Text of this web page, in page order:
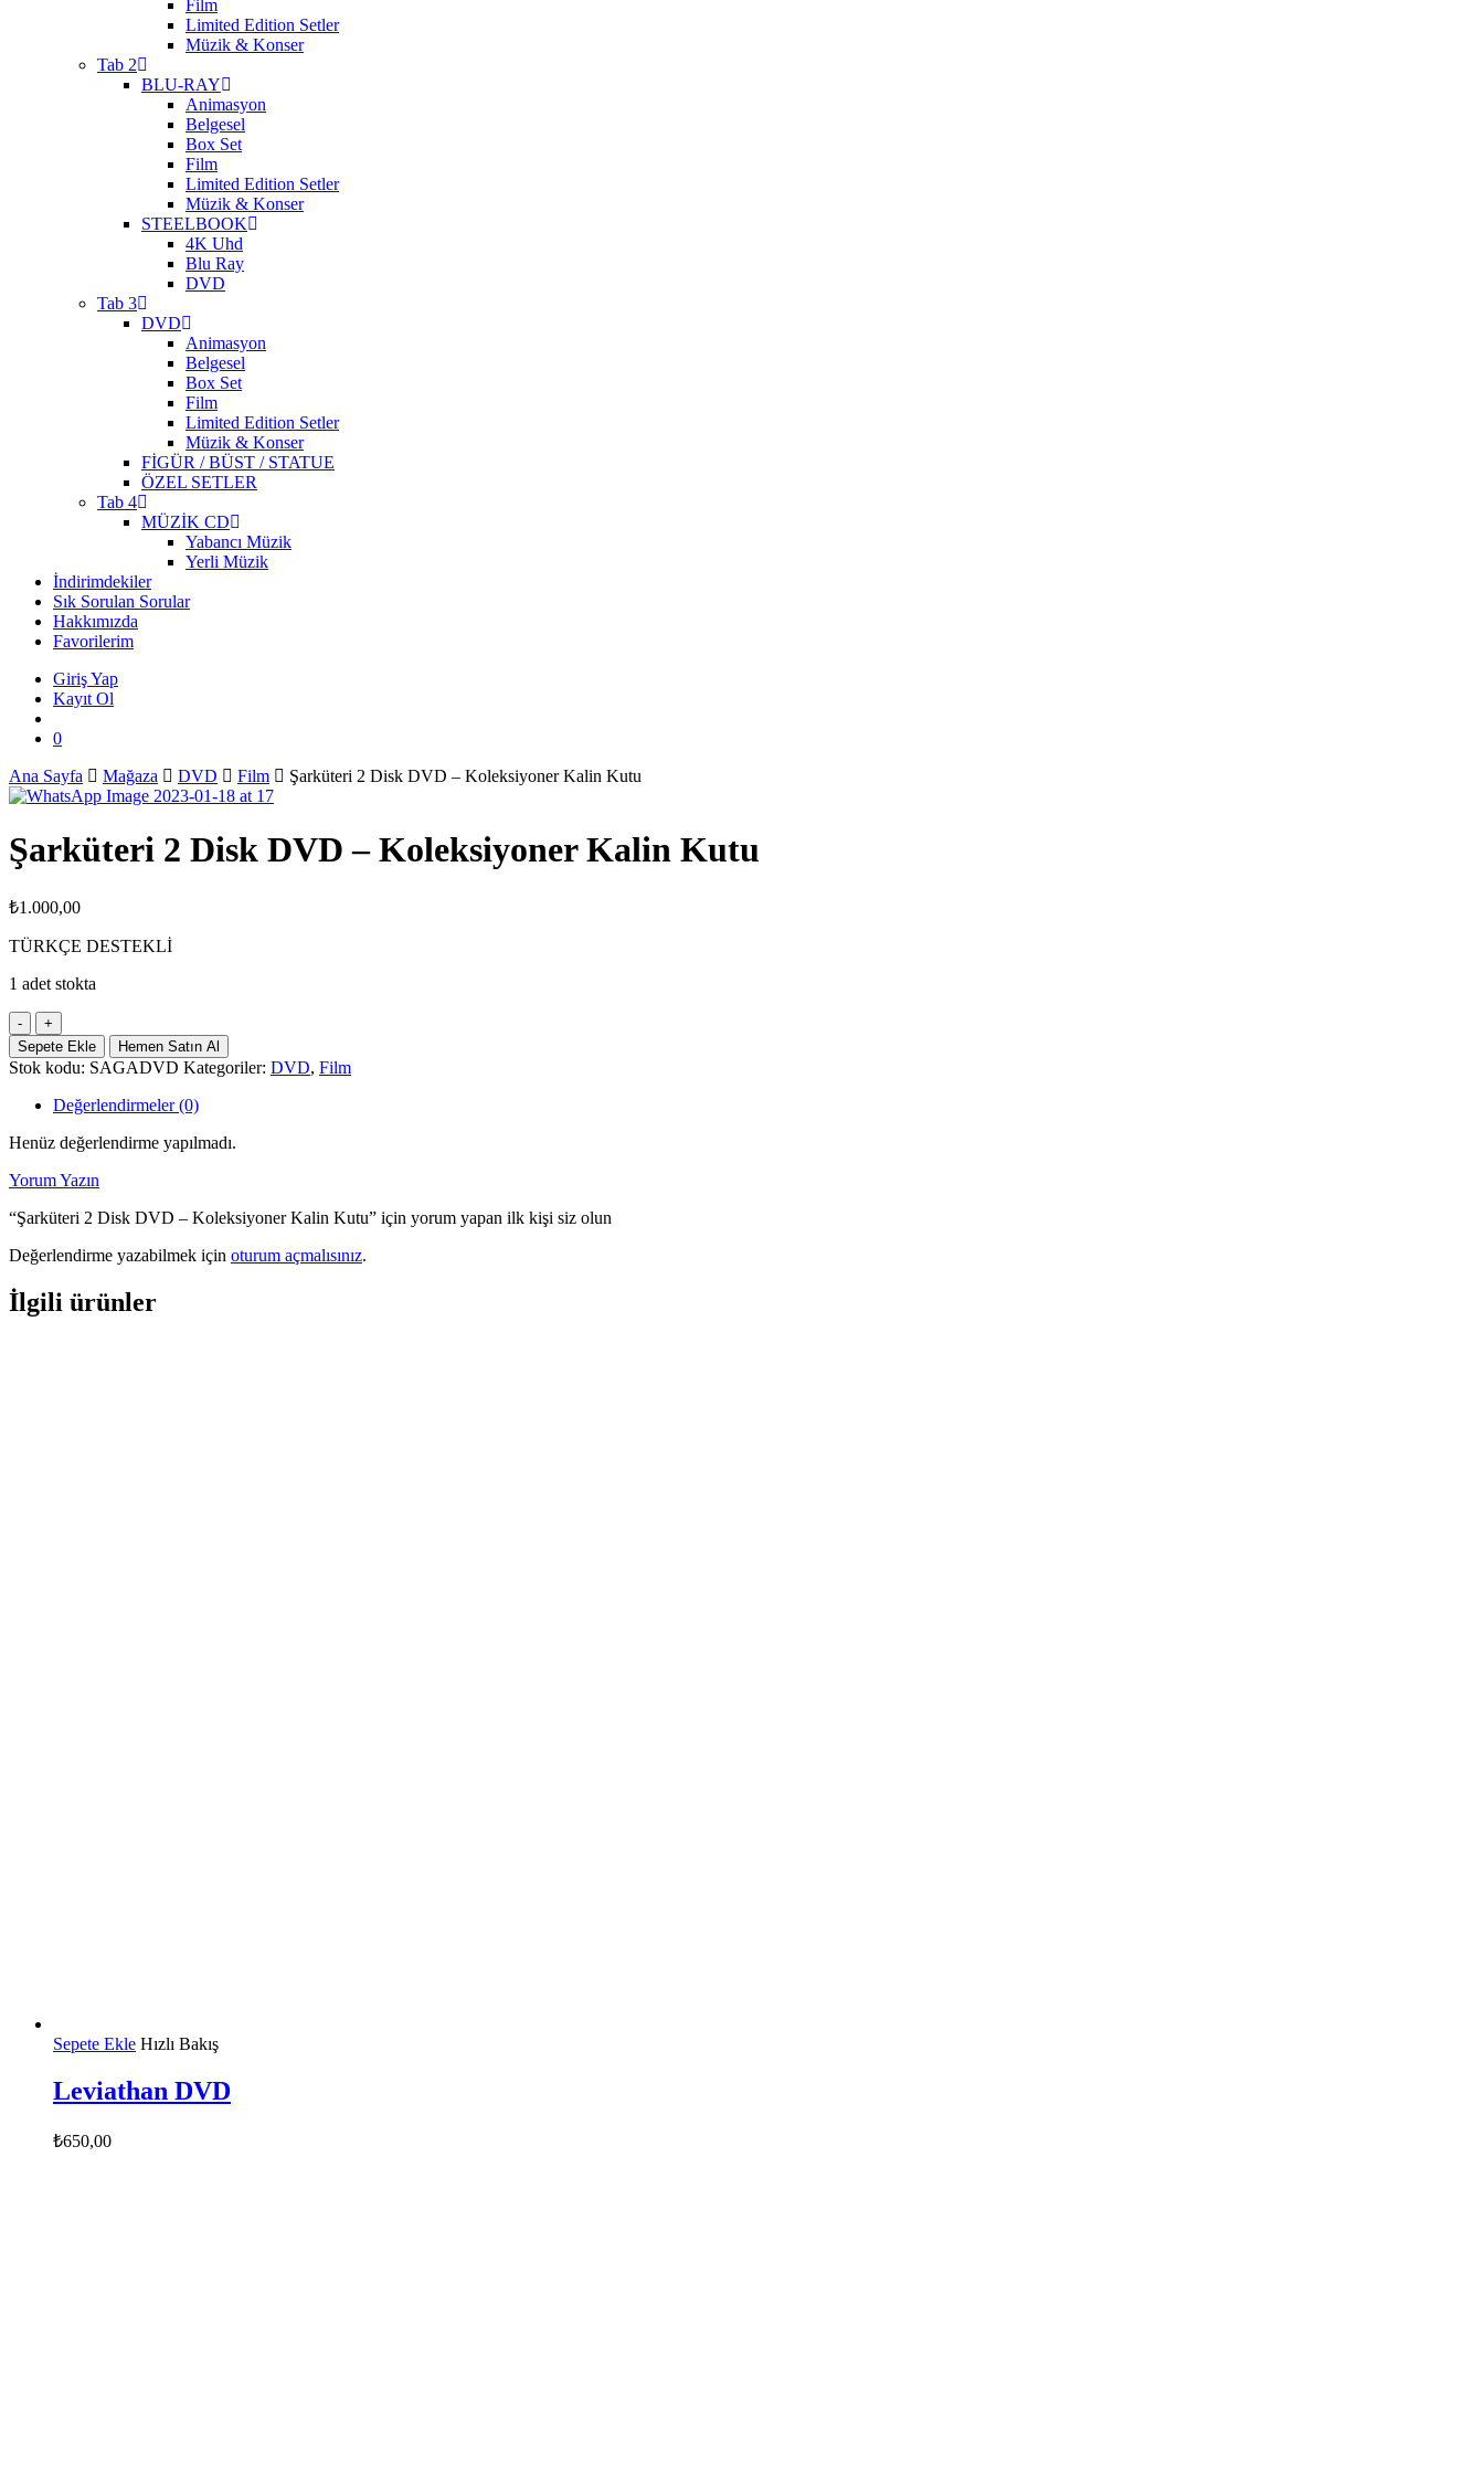
Film
Limited Edition Setler
Müzik & Konser
Tab 2
BLU-RAY
Animasyon
Belgesel
Box Set
Film
Limited Edition Setler
Müzik & Konser
STEELBOOK
4K Uhd
Blu Ray
DVD
Tab 3
DVD
Animasyon
Belgesel
Box Set
Film
Limited Edition Setler
Müzik & Konser
FİGÜR / BÜST / STATUE
ÖZEL SETLER
Tab 4
MÜZİK CD
Yabancı Müzik
Yerli Müzik
İndirimdekiler
Sık Sorulan Sorular
Hakkımızda
Favorilerim
Giriş Yap
Kayıt Ol
0
Ana Sayfa
Mağaza DVD Film Şarküteri 2 Disk DVD – Koleksiyoner Kalin Kutu
Şarküteri 2 Disk DVD – Koleksiyoner Kalin Kutu
₺1.000,00
TÜRKÇE DESTEKLİ
1 adet stokta
Şarküteri
2
Disk
DVD
-
Koleksiyoner
Kalin
adet
Sepete Ekle Hemen Satın Al
Stok kodu: SAGADVD Kategoriler: DVD, Film
Değerlendirmeler (0)
Henüz değerlendirme yapılmadı.
Yorum Yazın
“Şarküteri 2 Disk DVD – Koleksiyoner Kalin Kutu” için yorum yapan ilk kişi siz olun
Değerlendirme yazabilmek için oturum açmalısınız.
İlgili ürünler
Sepete Ekle Hızlı Bakış
Leviathan DVD
₺650,00